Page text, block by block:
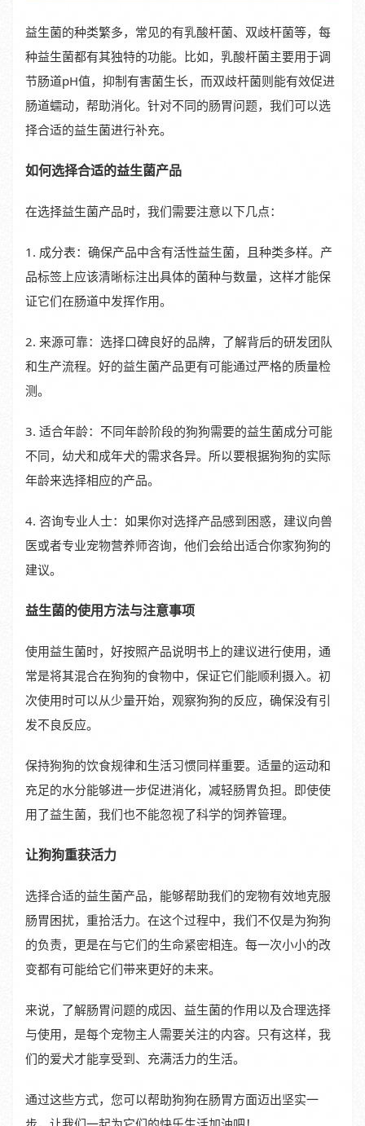
益生菌的种类繁多，常见的有乳酸杆菌、双歧杆菌等，每
种益生菌都有其独特的功能。比如，乳酸杆菌主要用于调
节肠道pH值，抑制有害菌生长，而双歧杆菌则能有效促进
肠道蠕动，帮助消化。针对不同的肠胃问题，我们可以选
择合适的益生菌进行补充。
如何选择合适的益生菌产品
在选择益生菌产品时，我们需要注意以下几点：
1. 成分表：确保产品中含有活性益生菌，且种类多样。产
品标签上应该清晰标注出具体的菌种与数量，这样才能保
证它们在肠道中发挥作用。
2. 来源可靠：选择口碑良好的品牌，了解背后的研发团队
和生产流程。好的益生菌产品更有可能通过严格的质量检
测。
3. 适合年龄：不同年龄阶段的狗狗需要的益生菌成分可能
不同，幼犬和成年犬的需求各异。所以要根据狗狗的实际
年龄来选择相应的产品。
4. 咨询专业人士：如果你对选择产品感到困惑，建议向兽
医或者专业宠物营养师咨询，他们会给出适合你家狗狗的
建议。
益生菌的使用方法与注意事项
使用益生菌时，好按照产品说明书上的建议进行使用，通
常是将其混合在狗狗的食物中，保证它们能顺利摄入。初
次使用时可以从少量开始，观察狗狗的反应，确保没有引
发不良反应。
保持狗狗的饮食规律和生活习惯同样重要。适量的运动和
充足的水分能够进一步促进消化，减轻肠胃负担。即使使
用了益生菌，我们也不能忽视了科学的饲养管理。
让狗狗重获活力
选择合适的益生菌产品，能够帮助我们的宠物有效地克服
肠胃困扰，重拾活力。在这个过程中，我们不仅是为狗狗
的负责，更是在与它们的生命紧密相连。每一次小小的改
变都有可能给它们带来更好的未来。
来说，了解肠胃问题的成因、益生菌的作用以及合理选择
与使用，是每个宠物主人需要关注的内容。只有这样，我
们的爱犬才能享受到、充满活力的生活。
通过这些方式，您可以帮助狗狗在肠胃方面迈出坚实一